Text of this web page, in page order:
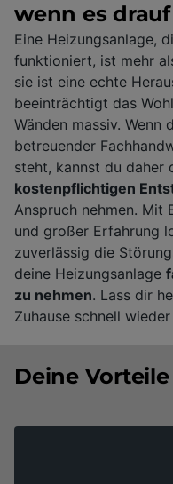
wenn es
Eine Heizungsanlage,
funktioniert, ist mehr
sie ist eine echte
beeinträchtigt das
Wänden massiv. Wenn
betreuender
steht, kannst du daher
kostenpflichtigen
Anspruch nehmen. Mit
und großer Erfahrung
zuverlässig die
deine Heizungsanlage
zu nehmen. Lass dir
Zuhause schnell
Deine